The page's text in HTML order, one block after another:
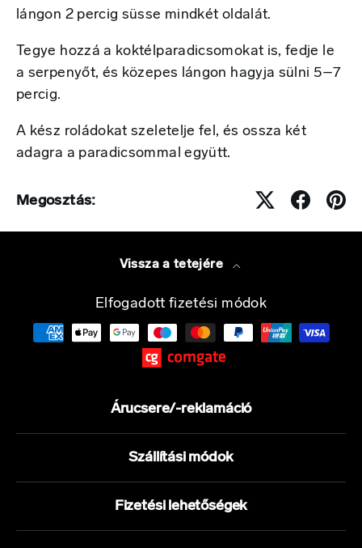
lángon 2 percig süsse mindkét oldalát.
Tegye hozzá a koktélparadicsomokat is, fedje le
a serpenyőt, és közepes lángon hagyja sülni 5–7
percig.
A kész roládokat szeletelje fel, és ossza két
adagra a paradicsommal együtt.
Megosztás:
Vissza a tetejére
Elfogadott fizetési módok
Árucsere/-reklamáció
Szállítási módok
Fizetési lehetőségek